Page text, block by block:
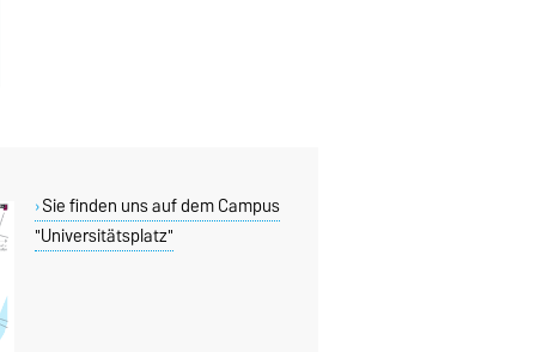
Sie finden uns auf dem Campus
"Universitätsplatz"